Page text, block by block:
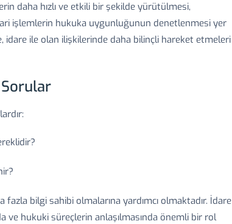
daha hızlı ve etkili bir şekilde yürütülmesi,
işlemlerin hukuka uygunluğunun denetlenmesi yer
idare ile olan ilişkilerinde daha bilinçli hareket etmeleri
bilgi sahibi olmalarına yardımcı olmaktadır. İdare
ve hukuki süreçlerin anlaşılmasında önemli bir rol